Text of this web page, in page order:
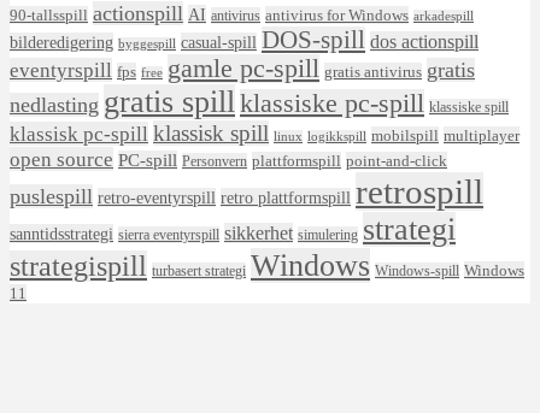
90-tallsspill actionspill AI antivirus antivirus for Windows arkadespill
bilderedigering byggespill casual-spill DOS-spill dos actionspill
eventyrspill fps free gamle pc-spill gratis antivirus gratis
nedlasting gratis spillklassiske pc-spill klassiske spill
klassisk pc-spill klassisk spill linux logikkspill mobilspill multiplayer
open source PC-spill Personvern plattformspill point-and-click
puslespill retro-eventyrspill retro plattformspill retrospill
sanntidsstrategi sierra eventyrspill sikkerhet simulering strategi
strategispill turbasert strategi Windows Windows-spill Windows
11